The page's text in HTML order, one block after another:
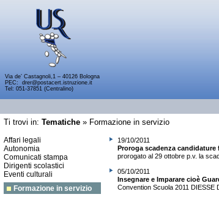
Via de’ Castagnoli,1 – 40126 Bologna
PEC: drer@postacert.istruzione.it
Tel: 051-37851 (Centralino)
Ti trovi in: Tematiche » Formazione in servizio
Affari legali
Autonomia
Comunicati stampa
Dirigenti scolastici
Eventi culturali
Formazione in servizio
19/10/2011
Proroga scadenza
prorogato al 29 ottobre p.v. la
05/10/2011
Insegnare e Imparare cioè
Convention Scuola 2011